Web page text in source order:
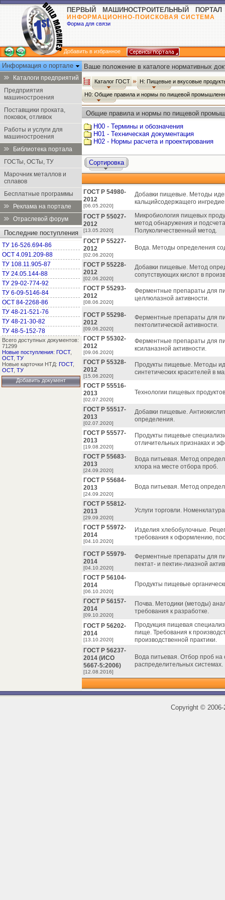
ПЕРВЫЙ МАШИНОСТРОИТЕЛЬНЫЙ ПОРТАЛ
ИНФОРМАЦИОННО-ПОИСКОВАЯ СИСТЕМА
Форма для связи
Добавить в избранное
Информация о портале
Каталоги предприятий
Предприятия
машиностроения
Поставщики проката,
поковок, отливок
Работы и услуги для
машиностроения
Библиотека портала
ГОСТы, ОСТы, ТУ
Марочник металлов и
сплавов
Бесплатные программы
Реклама на портале
Отраслевой форум
Последние поступления
ТУ 16-526.694-86
ОСТ 4.091.209-88
ТУ 108.11.905-87
ТУ 24.05.144-88
ТУ 29-02-774-92
ТУ 6-09-5146-84
ОСТ 84-2268-86
ТУ 48-21-521-76
ТУ 48-21-30-82
ТУ 48-5-152-78
Всего доступных документов:
71299
Новые поступления: ГОСТ,
ОСТ, ТУ
Новые карточки НТД: ГОСТ,
ОСТ, ТУ
Добавить документ
Ваше положение в каталоге нормативных
Каталог ГОСТ Н: Пищевые и вкусовые
Н0: Общие правила и нормы по пищевой
Общие правила и нормы по пищевой
Н00 - Термины и обозначения
Н01 - Техническая документация
Н02 - Нормы расчета и проектирования
Сортировка
ГОСТ Р 54980-
2012
[06.05.2020]
Добавки пищевые. Методы
кальцийсодержащего
ГОСТ Р 55027-
2012
[13.05.2020]
Микробиология пищевых
метод обнаружения и
Полуколичественный метод.
ГОСТ Р 55227-
2012
[02.06.2020]
Вода. Методы определения
ГОСТ Р 55228-
2012
[02.06.2020]
Добавки пищевые. Метод
сопутствующих кислот в
ГОСТ Р 55293-
2012
[08.06.2020]
Ферментные препараты для
целлюлазной активности.
ГОСТ Р 55298-
2012
[09.06.2020]
Ферментные препараты для
пектолитической активности.
ГОСТ Р 55302-
2012
[09.06.2020]
Ферментные препараты для
ксиланазной активности.
ГОСТ Р 55328-
2012
[15.06.2020]
Продукты пищевые. Методы
синтетических красителей в
ГОСТ Р 55516-
2013
[02.07.2020]
Технологии пищевых
ГОСТ Р 55517-
2013
[02.07.2020]
Добавки пищевые.
определения.
ГОСТ Р 55577-
2013
[19.08.2020]
Продукты пищевые
отличительных признаках и
ГОСТ Р 55683-
2013
[24.09.2020]
Вода питьевая. Метод
хлора на месте отбора проб.
ГОСТ Р 55684-
2013
[24.09.2020]
Вода питьевая. Метод
ГОСТ Р 55812-
2013
[29.09.2020]
Услуги торговли.
ГОСТ Р 55972-
2014
[04.10.2020]
Изделия хлебобулочные.
требования к оформлению,
ГОСТ Р 55979-
2014
[04.10.2020]
Ферментные препараты для
пектат- и пектин-лиазной
ГОСТ Р 56104-
2014
[06.10.2020]
Продукты пищевые
ГОСТ Р 56157-
2014
[09.10.2020]
Почва. Методики (методы)
требования к разработке.
ГОСТ Р 56202-
2014
[13.10.2020]
Продукция пищевая
пище. Требования к
производственной практики.
ГОСТ Р 56237-
2014 (ИСО
5667-5:2006)
[12.08.2016]
Вода питьевая. Отбор проб на
распределительных системах.
Copyright ©